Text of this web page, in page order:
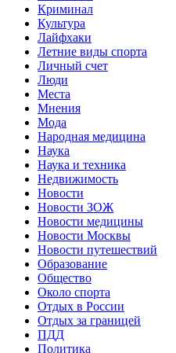
Криминал
Культура
Лайфхаки
Летние виды спорта
Личный счет
Люди
Места
Мнения
Мода
Народная медицина
Наука
Наука и техника
Недвижимость
Новости
Новости ЗОЖ
Новости медицины
Новости Москвы
Новости путешествий
Образование
Общество
Около спорта
Отдых в России
Отдых за границей
ПДД
Политика